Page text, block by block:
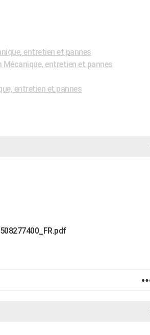
entretien et pannes
Mécanique, entretien et pannes
entretien et pannes